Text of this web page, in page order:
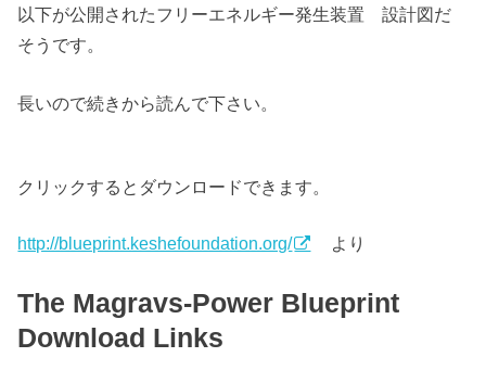
以下が公開されたフリーエネルギー発生装置 設計図だ
そうです。
長いので続きから読んで下さい。
クリックするとダウンロードできます。
http://blueprint.keshefoundation.org/ より
The Magravs-Power Blueprint
Download Links